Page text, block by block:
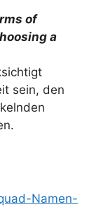
of
a
sein, den
Namen-